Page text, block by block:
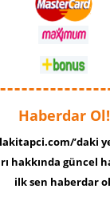
Haberdar Ol!
’daki
hakkında güncel
ilk sen haberdar